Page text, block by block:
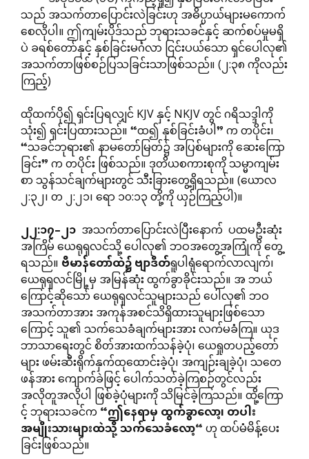
သည် အသက်တာပြောင်းလဲခြင်းဟု အဓိပ္ပာယ်များမကောက်
စေလိုပါ။ ဤကျမ်းပိုဒ်သည် ဘုရားသခင်နှင့် ဆက်စပ်မှုမရှိ
ပဲ ခရစ်တော်နှင့် နှစ်ခြင်းမင်္ဂလာ ငြင်းပယ်သော ရှင်ပေါလု၏
အသက်တာဖြစ်စဉ်ပြသခြင်းသာဖြစ်သည်။ (၂:၃၈ ကိုလည်း
ကြည့်)
ထိုထက်ပို၍ ရှင်းပြရလျှင် KJV နှင့် NKJV တွင် ဂရိသဒ္ဒါကို
သုံး၍ ရှင်းပြထားသည်။ “ထ၍ နှစ်ခြင်းခံပါ” က တပိုင်း၊
“သခင်ဘုရား၏ နာမတော်မြတ်၌ အပြစ်များကို ဆေးကြော
ခြင်း” က တပိုင်း ဖြစ်သည်။ ဒုတိယစကားစုကို သမ္မာကျမ်း
စာ သွန်သင်ချက်များတွင် သီးခြားတွေ့ရှိရသည်။ (ယောလ
၂:၃၂၊ တ ၂:၂၁၊ ရော ၁၀:၁၃ တို့ကို ယှဉ်ကြည့်ပါ)။
၂၂:၁၇–၂၁ အသက်တာပြောင်းလဲပြီးနောက် ပထမဦးဆုံး
အကြိမ် ယေရုရှလင်သို့ ပေါလု၏ ဘဝအတွေ့အကြုံကို တွေ့
ရသည်။ဗိမာန်တော်ထဲ၌ဗျာဒိတ်ရူပါရုံရောက်လာလျက်၊
ယေရုရှလင်မြို့မှ အမြန်ဆုံး ထွက်ခွာခိုင်းသည်။ အ ဘယ်
ကြောင့်ဆိုသော် ယေရုရှလင်သူများသည် ပေါလု၏ ဘဝ
အသက်တာအား အကုန်အစင်သိရှိထားသူများဖြစ်သော
ကြောင့် သူ၏ သက်သေခံချက်များအား လက်မခံကြ။ ယုဒ
ဘာသာရေးတွင် စိတ်အားထက်သန်ခဲ့ပုံ၊ ယေရှုတပည့်တော်
များ ဖမ်းဆီးရိုက်နှက်ထုထောင်းခဲ့ပုံ၊ အကျဉ်းချခဲ့ပုံ၊ သတေ
ဖန်အား ကျောက်ခဲဖြင့် ပေါက်သတ်ခဲ့ကြစဉ်တွင်လည်း
အလိုတူအလိုပါ ဖြစ်ခဲ့ပုံများကို သိမြင်ခဲ့ကြသည်။ ထို့ကြော
င့် ဘုရားသခင်က“ဤနေရာမှထွက်ခွာလော့၊တပါး
အမျိုးသားများထဲသို့သက်သေခံလော့“ဟု ထပ်မံမိန့်ပေး
ခြင်းဖြစ်သည်။